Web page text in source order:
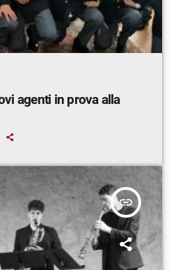
agenti in prova alla
insert_link